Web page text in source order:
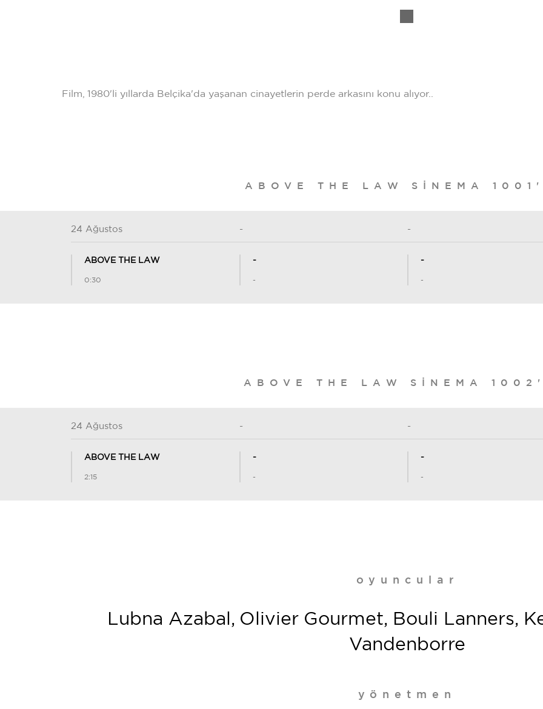
Film, 1980'li yıllarda Belçika'da yaşanan cinayetlerin perde arkasını konu alıyor..
ABOVE THE LAW SINEMA
24 Ağustos
ABOVE THE LAW
0:30
-
-
-
-
-
-
ABOVE THE LAW SINEMA
24 Ağustos
ABOVE THE LAW
2:15
-
-
-
-
-
-
oyuncular
Lubna Azabal, Olivier Gourmet, Bouli Lanners,
Vandenborre
yönetmen